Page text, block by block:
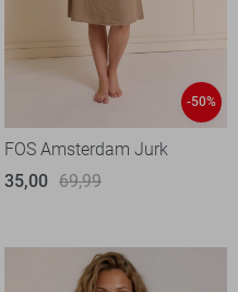
-50%
FOS Amsterdam Jurk
35,00 69,99